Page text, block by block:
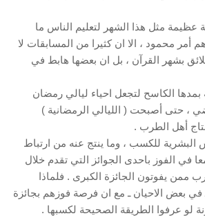
عظيمة مثل هذا الشهر لتعليم الناس ما
أمر محمود ، الا ان كثيرا من المسابقات لا
بشهر القرآن ، بل ان بعضها هابط في
بمدها الكاسح لتجعل احياء ليالي رمضان
، حتى أصبحت ( الليالي الرمضانية )
أهل الطرب .
البشرية للكسب ، وما ينتج عنه من ارتباط
في الفوز باحدى الجوائز التي تقدم خلال
ممن يفوتون الجائزة الكبرى . فلماذا
في بعض الاحيان ـ مع ان فرصة فوزهم بجائزة
لو عرفوا الطريقة الصحيحة لكسبها .